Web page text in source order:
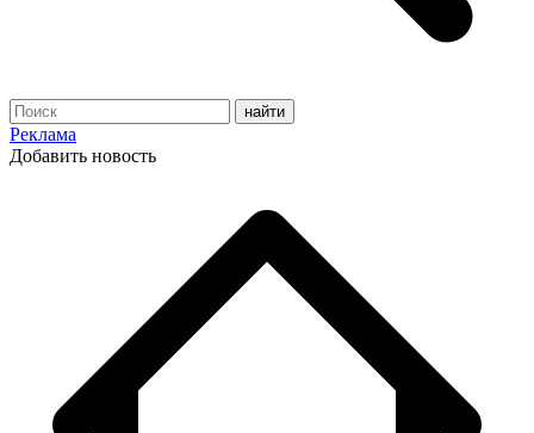
Реклама
Добавить новость